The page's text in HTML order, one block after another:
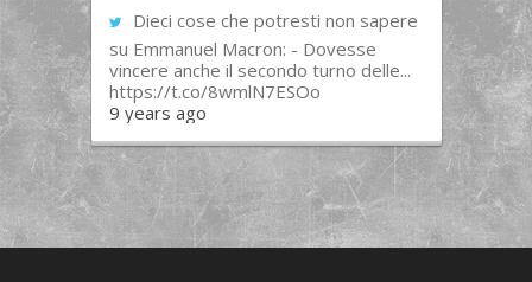
Dieci cose che potresti non sapere
su Emmanuel Macron: - Dovesse
vincere anche il secondo turno delle...
https://t.co/8wmlN7ESOo
9 years ago